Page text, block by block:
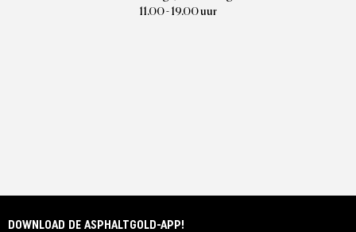
11.00 - 19.00 uur
DOWNLOAD DE ASPHALTGOLD-APP!